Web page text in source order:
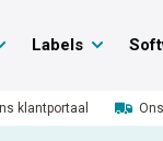
Labels
klantportaal